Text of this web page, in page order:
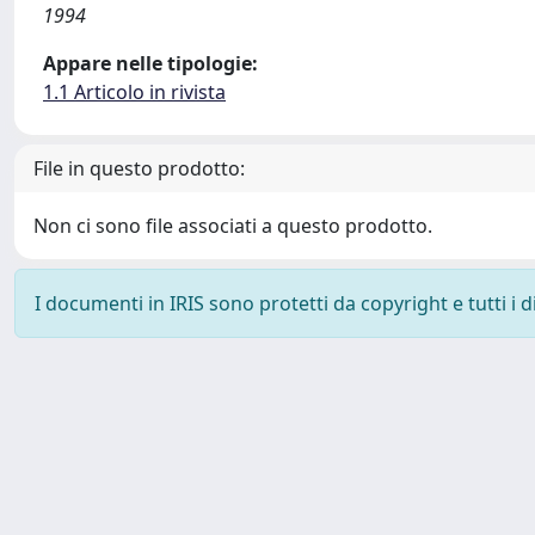
1994
Appare nelle tipologie:
1.1 Articolo in rivista
File in questo prodotto:
Non ci sono file associati a questo prodotto.
I documenti in IRIS sono protetti da copyright e tutti i